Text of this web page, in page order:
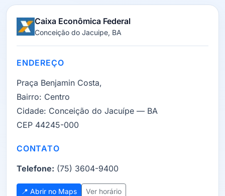
Caixa Econômica Federal
Conceição do Jacuipe, BA
ENDEREÇO
Praça Benjamin Costa,
Bairro: Centro
Cidade: Conceição do Jacuípe — BA
CEP 44245-000
CONTATO
Telefone: (75) 3604-9400
📍 Abrir no Maps Ver horário